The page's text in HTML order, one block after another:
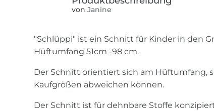
von Janine
"Schlüppi" ist ein Schnitt für Kinder in den
Hüftumfang 51cm -98 cm.
Der Schnitt orientiert sich am Hüftumfang,
Kaufgrößen abweichen können.
Der Schnitt ist für dehnbare Stoffe